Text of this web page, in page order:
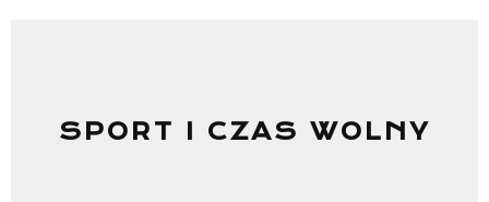
SPORT I CZAS WOLNY